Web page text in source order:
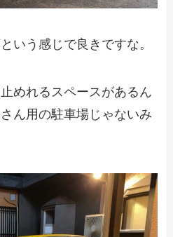
いう感じで良きですな。
めれるスペースがあるん
ん用の駐車場じゃないみ